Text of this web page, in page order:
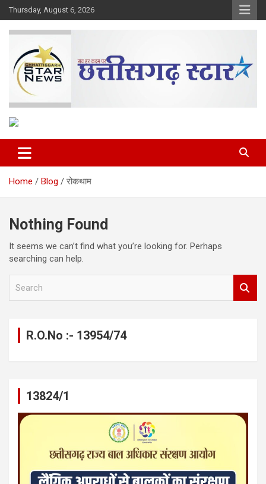
Skip
to
content
Thursday, August 6, 2026
Chhattisgarh Star
Home Blog रोकथाम
Nothing Found
It seems we can’t find what you’re looking for. Perhaps
searching can help.
R.O.No :- 13954/74
13824/1